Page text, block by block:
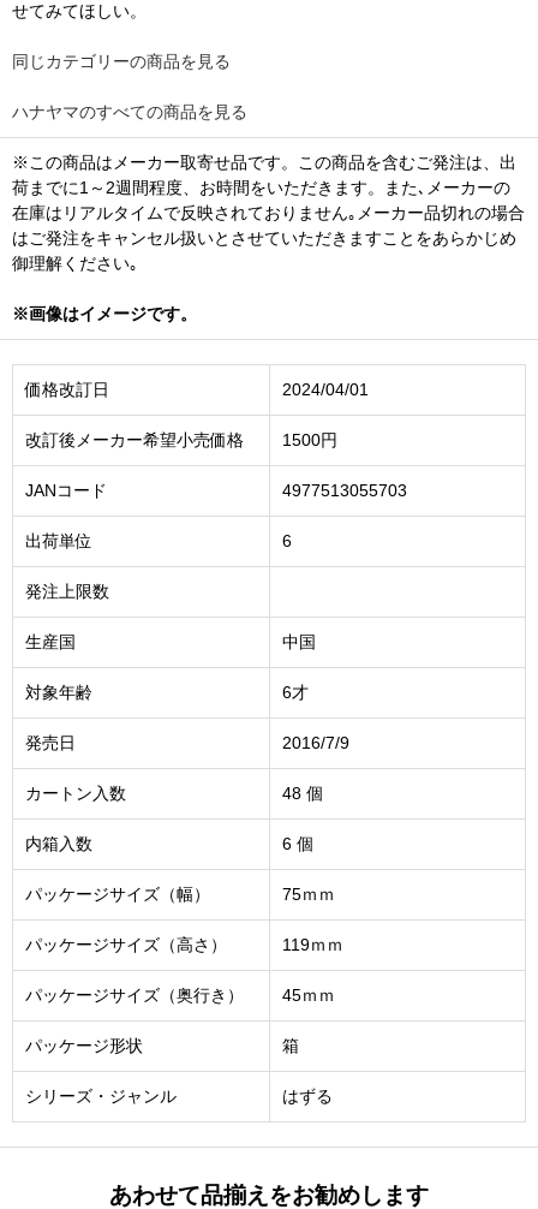
せてみてほしい。
同じカテゴリーの商品を見る
ハナヤマのすべての商品を見る
※この商品はメーカー取寄せ品です。この商品を含むご発注は、出
荷までに1～2週間程度、お時間をいただきます。また､メーカーの
在庫はリアルタイムで反映されておりません｡メーカー品切れの場合
はご発注をキャンセル扱いとさせていただきますことをあらかじめ
御理解ください｡
※画像はイメージです。
価格改訂日 2024/04/01
改訂後メーカー希望小売価格 1500円
JANコード 4977513055703
出荷単位 6
発注上限数
生産国 中国
対象年齢 6才
発売日 2016/7/9
カートン入数 48 個
内箱入数 6 個
パッケージサイズ（幅） 75ｍｍ
パッケージサイズ（高さ） 119ｍｍ
パッケージサイズ（奥行き） 45ｍｍ
パッケージ形状 箱
シリーズ・ジャンル はずる
あわせて品揃えをお勧めします